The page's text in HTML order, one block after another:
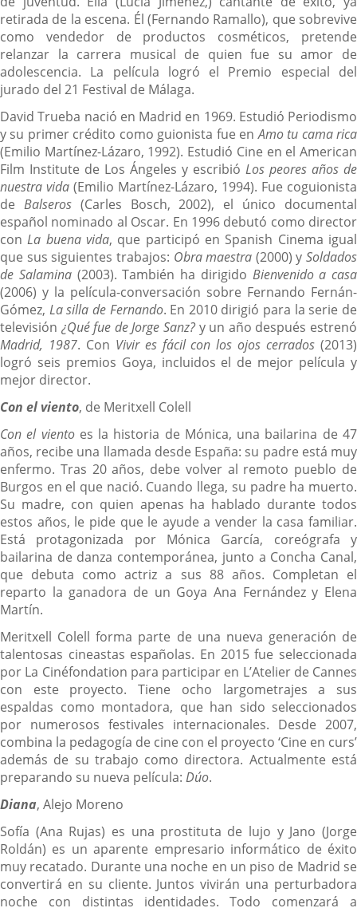
retirada de la escena. Él (Fernando Ramallo), que sobrevive
como vendedor de productos cosméticos, pretende
relanzar la carrera musical de quien fue su amor de
adolescencia. La película logró el Premio especial del
jurado del 21 Festival de Málaga.
David Trueba nació en Madrid en 1969. Estudió Periodismo
y su primer crédito como guionista fue enAmo tu cama rica
(Emilio Martínez-Lázaro, 1992). Estudió Cine en el American
Film Institute de Los Ángeles y escribió Los peores años de
nuestra vida (Emilio Martínez-Lázaro, 1994). Fue coguionista
de Balseros(Carles Bosch, 2002), el único documental
español nominado al Oscar. En 1996 debutó como director
conLa buena vida, que participó en Spanish Cinema igual
que sus siguientes trabajos: Obra maestra (2000) y Soldados
de Salamina(2003). También ha dirigido Bienvenido a casa
(2006) y la película-conversación sobre Fernando Fernán-
Gómez, La silla de Fernando. En 2010 dirigió para la serie de
televisión ¿Qué fue de Jorge Sanz?y un año después estrenó
Madrid, 1987. Con Vivir es fácil con los ojos cerrados (2013)
logró seis premios Goya, incluidos el de mejor película y
mejor director.
Con el viento, de Meritxell Colell
Con el vientoes la historia de Mónica, una bailarina de 47
años, recibe una llamada desde España: su padre está muy
enfermo. Tras 20 años, debe volver al remoto pueblo de
Burgos en el que nació. Cuando llega, su padre ha muerto.
Su madre, con quien apenas ha hablado durante todos
estos años, le pide que le ayude a vender la casa familiar.
Está protagonizada por Mónica García, coreógrafa y
bailarina de danza contemporánea, junto a Concha Canal,
que debuta como actriz a sus 88 años. Completan el
reparto la ganadora de un Goya Ana Fernández y Elena
Martín.
Meritxell Colell forma parte de una nueva generación de
talentosas cineastas españolas. En 2015 fue seleccionada
por La Cinéfondation para participar en L’Atelier de Cannes
con este proyecto. Tiene ocho largometrajes a sus
espaldas como montadora, que han sido seleccionados
por numerosos festivales internacionales. Desde 2007,
combina la pedagogía de cine con el proyecto ‘Cine en curs’
además de su trabajo como directora. Actualmente está
preparando su nueva película: Dúo.
Diana, Alejo Moreno
Sofía (Ana Rujas) es una prostituta de lujo y Jano (Jorge
Roldán) es un aparente empresario informático de éxito
muy recatado. Durante una noche en un piso de Madrid se
convertirá en su cliente. Juntos vivirán una perturbadora
noche con distintas identidades. Todo comenzará a